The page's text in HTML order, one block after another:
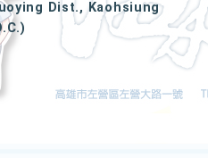
Dist., Kaohsiung